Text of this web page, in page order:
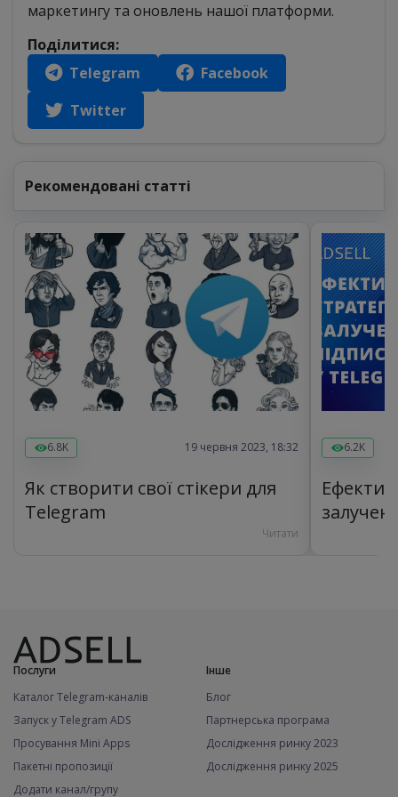
маркетингу та оновлень нашої платформи.
Поділитися:
Telegram
Facebook
Twitter
Рекомендовані статті
6.8K 19 червня 2023, 18:32
Як створити свої стікери для
Telegram
Читати
6.2K
Послуги
Каталог Telegram-каналів
Запуск у Telegram ADS
Просування Mini Apps
Пакетні пропозиції
Додати канал/групу
Інше
Блог
Партнерська програма
Дослідження ринку 2023
Дослідження ринку 2025